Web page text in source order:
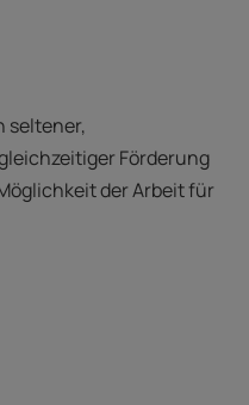
seltener,
Förderung
der Arbeit für